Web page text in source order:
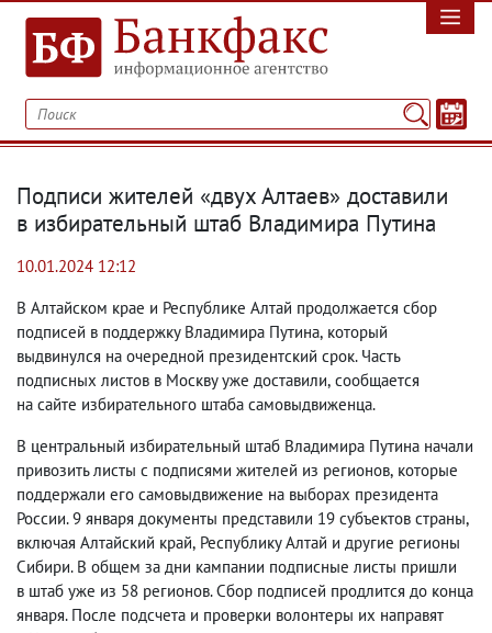
Подписи жителей «двух Алтаев» доставили
в избирательный штаб Владимира Путина
10.01.2024 12:12
В Алтайском крае и Республике Алтай продолжается сбор
подписей в поддержку Владимира Путина, который
выдвинулся на очередной президентский срок. Часть
подписных листов в Москву уже доставили, сообщается
на сайте избирательного штаба самовыдвиженца.
В центральный избирательный штаб Владимира Путина начали
привозить листы с подписями жителей из регионов, которые
поддержали его самовыдвижение на выборах президента
России. 9 января документы представили 19 субъектов страны,
включая Алтайский край, Республику Алтай и другие регионы
Сибири. В общем за дни кампании подписные листы пришли
в штаб уже из 58 регионов. Сбор подписей продлится до конца
января. После подсчета и проверки волонтеры их направят